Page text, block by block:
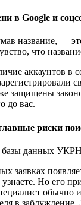
в Google и
название, —
что
аккаунтов в
защищены
до вас.
риски
данных
заявках
Но его
обычно
в заблуждение.